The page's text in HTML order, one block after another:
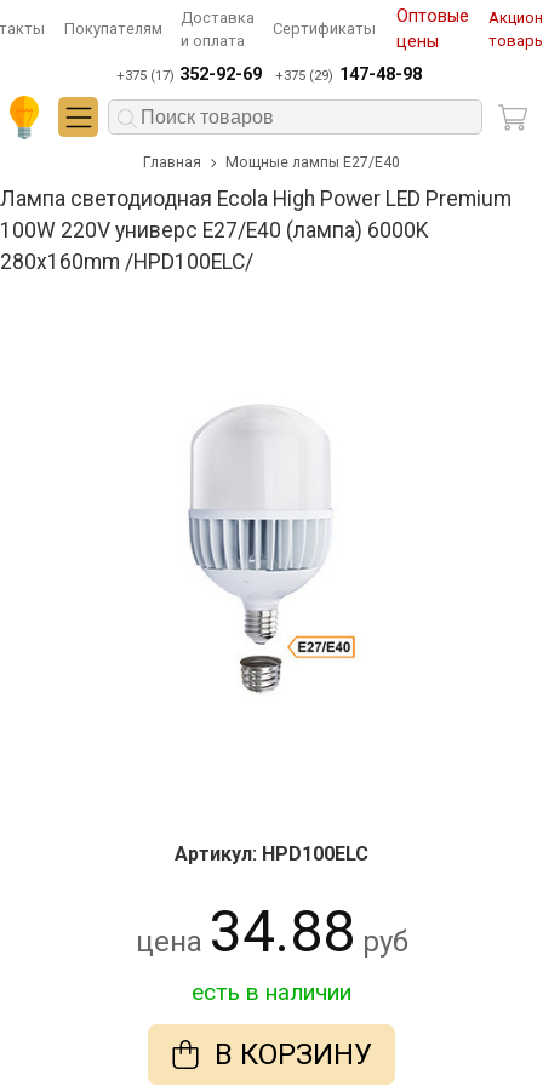
Покупателям
Доставка
и оплата
Сертификаты
Оптовые
цены
+375 (17) 352-92-69 +375 (29) 147-48-98
Главная Мощные лампы Е27/Е40
Лампа светодиодная Ecola High Power LED Premium
100W 220V универс E27/E40 (лампа) 6000K
280х160mm /HPD100ELC/
Артикул: HPD100ELC
цена 34.88 руб
есть в наличии
В КОРЗИНУ